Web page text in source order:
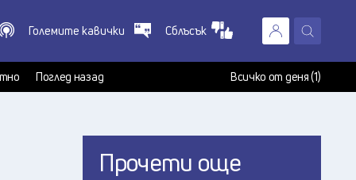
X
Големите кавички Сблъсък
Поглед назад Всичко от деня (1)
Прочети още